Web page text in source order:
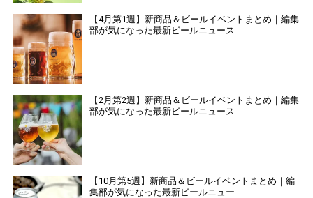
【4月第1週】新商品＆ビールイベントまとめ｜編集
部が気になった最新ビールニュース...
【2月第2週】新商品＆ビールイベントまとめ｜編集
部が気になった最新ビールニュース...
【10月第5週】新商品＆ビールイベントまとめ｜編
集部が気になった最新ビールニュー...